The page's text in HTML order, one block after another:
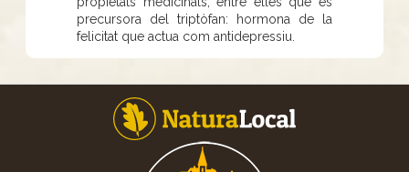
precursora del triptòfan: hormona de la
felicitat que actua com antidepressiu.